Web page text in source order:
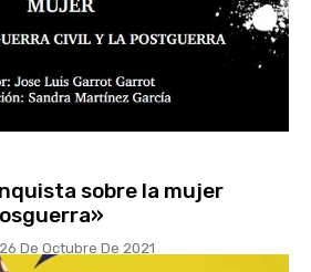
sobre la mujer
26 De Octubre De 2021